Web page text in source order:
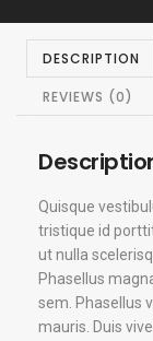
DESCRIPTION
REVIEWS (0)
Quisque
tristique id
ut nulla
Phasellus
sem. Phasellus
mauris. Duis